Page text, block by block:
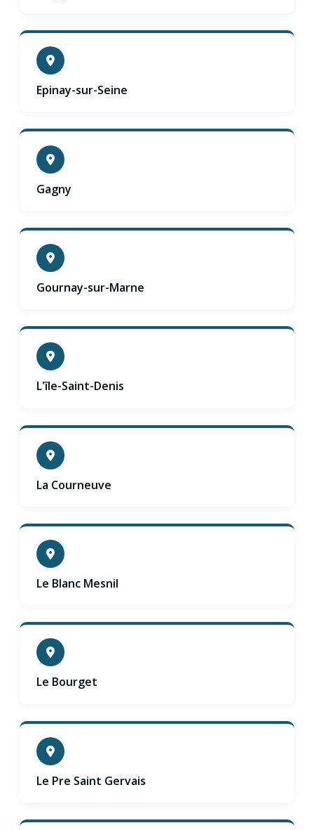
Epinay-sur-Seine
Gagny
Gournay-sur-Marne
L'île-Saint-Denis
La Courneuve
Le Blanc Mesnil
Le Bourget
Le Pre Saint Gervais